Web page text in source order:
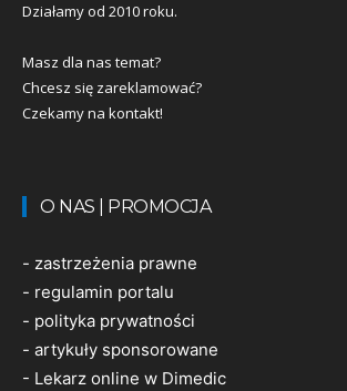
Działamy od 2010 roku.
Masz dla nas temat?
Chcesz się zareklamować?
Czekamy na kontakt!
O NAS | PROMOCJA
- zastrzeżenia prawne
- regulamin portalu
- polityka prywatności
- artykuły sponsorowane
- Lekarz online w Dimedic